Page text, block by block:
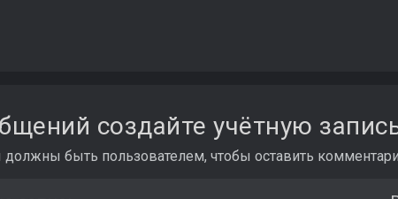
создайте учётную
быть пользователем, чтобы оставить